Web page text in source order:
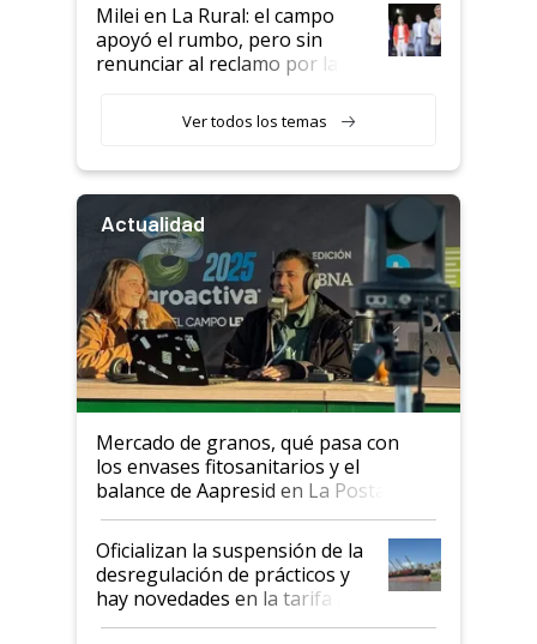
Milei en La Rural: el campo
apoyó el rumbo, pero sin
renunciar al reclamo por las
Ver todos los temas
Actualidad
Mercado de granos, qué pasa con
los envases fitosanitarios y el
balance de Aapresid en La Posta
Oficializan la suspensión de la
desregulación de prácticos y
hay novedades en la tarifa de
la hidrovía